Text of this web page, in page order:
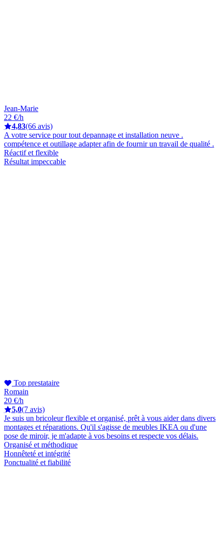
Jean-Marie
22 €/h
4,83(66 avis)
A votre service pour tout depannage et installation neuve .
compétence et outillage adapter afin de fournir un travail de qualité .
Réactif et flexible
Résultat impeccable
Top prestataire
Romain
20 €/h
5,0(7 avis)
Je suis un bricoleur flexible et organisé, prêt à vous aider dans divers
montages et réparations. Qu'il s'agisse de meubles IKEA ou d'une
pose de miroir, je m'adapte à vos besoins et respecte vos délais.
Organisé et méthodique
Honnêteté et intégrité
Ponctualité et fiabilité